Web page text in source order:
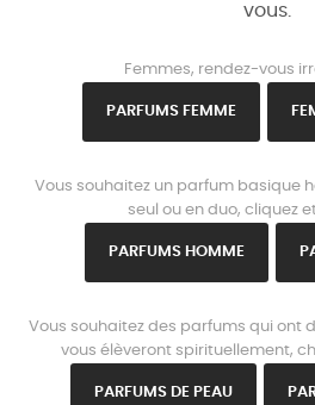
vous.
Femmes, rendez-vous
PARFUMS FEMME
Vous souhaitez un parfum basique
seul ou en duo, cliquez
PARFUMS HOMME
Vous souhaitez des parfums qui ont
vous élèveront spirituellement,
PARFUMS DE PEAU